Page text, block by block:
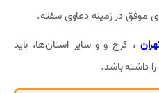
موفق در زمینه دعاوی سفته.
، کرج و و سایر استان‌ها، باید
داشته باشد.